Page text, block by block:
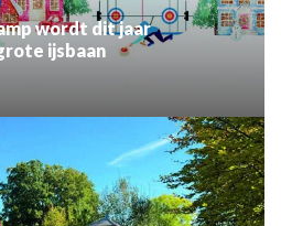
wordt dit jaar
ijsbaan